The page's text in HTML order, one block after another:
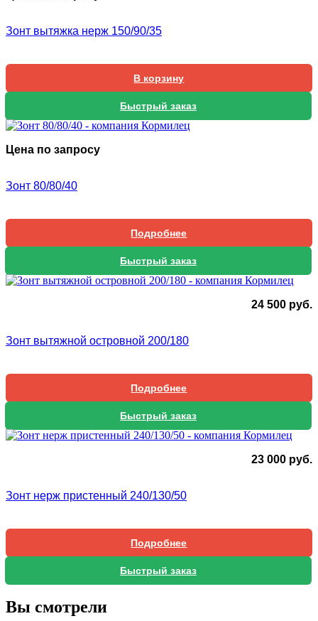
Зонт вытяжка нерж 150/90/35
В корзину
Быстрый заказ
Цена по запросу
Зонт 80/80/40
Подробнее
Быстрый заказ
24 500 руб.
Зонт вытяжной островной 200/180
Подробнее
Быстрый заказ
23 000 руб.
Зонт нерж пристенный 240/130/50
Подробнее
Быстрый заказ
Вы смотрели